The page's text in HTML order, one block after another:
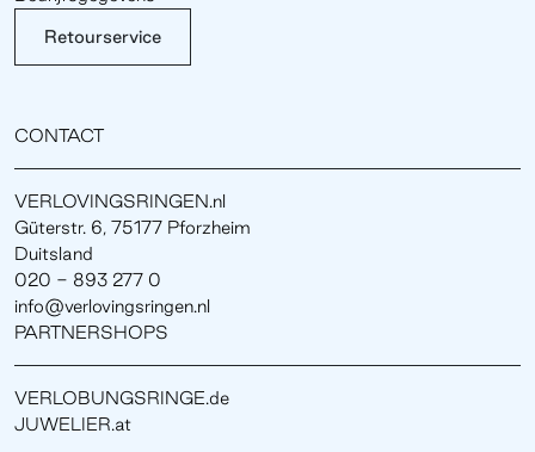
Retourservice
CONTACT
VERLOVINGSRINGEN.nl
Güterstr. 6, 75177 Pforzheim
Duitsland
020 - 893 277 0
info@verlovingsringen.nl
PARTNERSHOPS
VERLOBUNGSRINGE.de
JUWELIER.at